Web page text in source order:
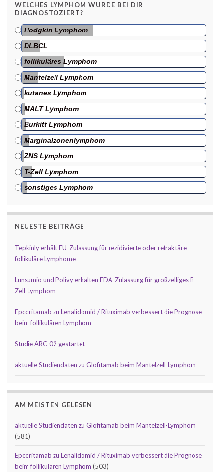
WELCHES LYMPHOM WURDE BEI DIR
DIAGNOSTOZIERT?
Hodgkin Lymphom
DLBCL
follikuläres Lymphom
Mantelzell Lymphom
kutanes Lymphom
MALT Lymphom
Burkitt Lymphom
Marginalzonenlymphom
ZNS Lymphom
T-Zell Lymphom
sonstiges Lymphom
NEUESTE BEITRÄGE
Tepkinly erhält EU-Zulassung für rezidivierte oder refraktäre
follikuläre Lymphome
Lunsumio und Polivy erhalten FDA-Zulassung für großzelliges B-
Zell-Lymphom
Epcoritamab zu Lenalidomid / Rituximab verbessert die Prognose
beim follikulären Lymphom
Studie ARC-02 gestartet
aktuelle Studiendaten zu Glofitamab beim Mantelzell-Lymphom
AM MEISTEN GELESEN
aktuelle Studiendaten zu Glofitamab beim Mantelzell-Lymphom
(581)
Epcoritamab zu Lenalidomid / Rituximab verbessert die Prognose
beim follikulären Lymphom (503)